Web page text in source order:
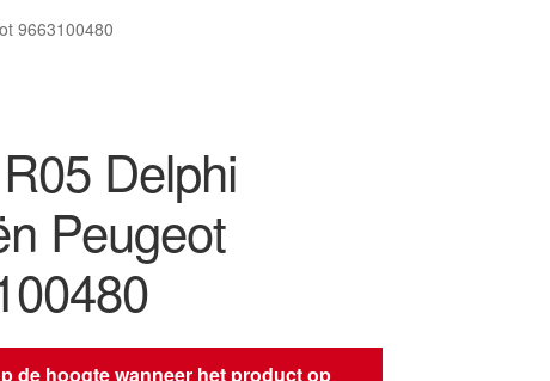
9663100480
Delphi
Peugeot
de hoogte wanneer het product op